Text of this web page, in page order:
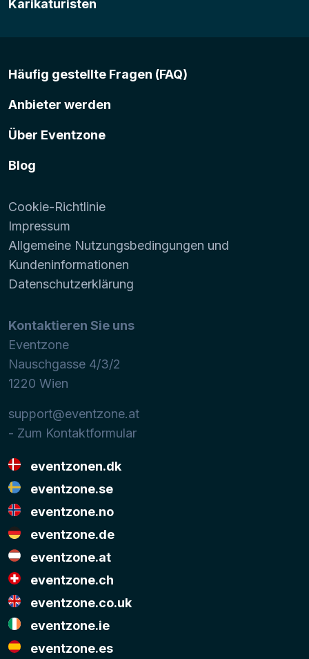
Karikaturisten
Häufig gestellte Fragen (FAQ)
Anbieter werden
Über Eventzone
Blog
Cookie-Richtlinie
Impressum
Allgemeine Nutzungsbedingungen und
Kundeninformationen
Datenschutzerklärung
Kontaktieren Sie uns
Eventzone
Nauschgasse 4/3/2
1220 Wien
support@eventzone.at
- Zum Kontaktformular
eventzonen.dk
eventzone.se
eventzone.no
eventzone.de
eventzone.at
eventzone.ch
eventzone.co.uk
eventzone.ie
eventzone.es